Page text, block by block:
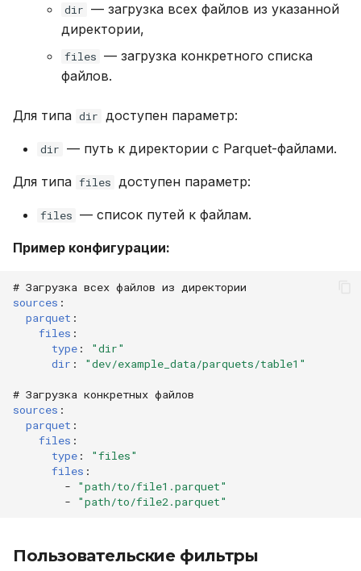
dir — загрузка всех файлов из указанной
директории,
files — загрузка конкретного списка
файлов.
Для типа dir доступен параметр:
dir — путь к директории с Parquet-файлами.
Для типа files доступен параметр:
files — список путей к файлам.
Пример конфигурации:
# Загрузка всех файлов из директории
sources :
parquet :
files :
type :
"dir"
dir : "dev/example_data/parquets/table1"
# Загрузка конкретных файлов
sources :
parquet :
files :
type :
"files"
files :
-
"path/to/file1.parquet"
-
"path/to/file2.parquet"
Пользовательские фильтры